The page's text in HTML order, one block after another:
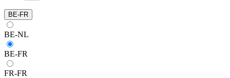
BE-FR
BE-NL
BE-FR
FR-FR